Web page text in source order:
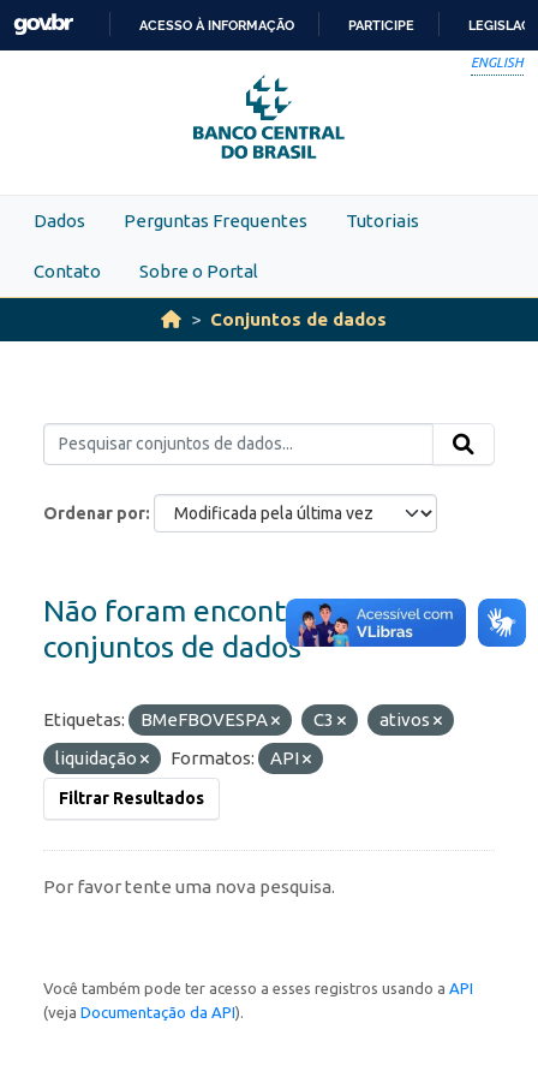
Skip to main content
PARA
O
CONTEÚDO
ACESSO À INFORMAÇÃO PARTICIPE
ENGLISH
Dados Perguntas Frequentes Tutoriais
Contato Sobre o Portal
Conjuntos de dados
Ordenar por
Não foram encontrados
conjuntos de dados
Etiquetas: BMeFBOVESPA C3
ativos
liquidação
Formatos: API
Filtrar Resultados
Por favor tente uma nova pesquisa.
Você também pode ter acesso a esses registros usando a API
(veja Documentação da API).